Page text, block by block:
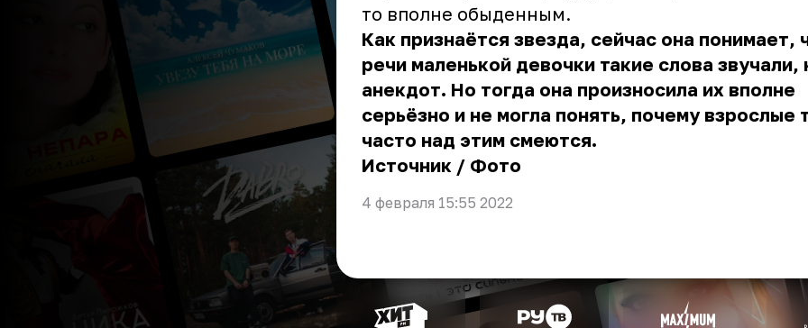
то вполне обыденным.
Как признаётся звезда, сейчас она понимает,
речи маленькой девочки такие слова звучали,
анекдот. Но тогда она произносила их вполне
серьёзно и не могла понять, почему взрослые
часто над этим смеются.
Источник / Фото
4 февраля 15:55 2022